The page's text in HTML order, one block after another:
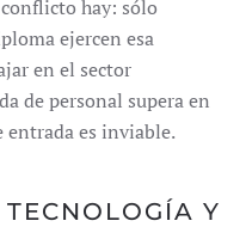
hay: sólo
ejercen esa
en el sector
de personal supera en
entrada es inviable.
Y